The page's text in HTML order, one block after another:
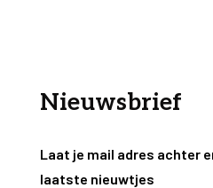
Nieuwsbrief
Laat je mail adres achter
laatste nieuwtjes